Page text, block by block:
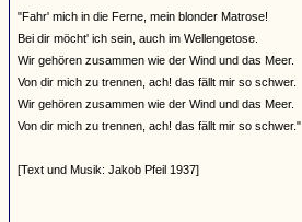
"Fahr' mich in die Ferne, mein blonder Matrose!
Bei dir möcht' ich sein, auch im Wellengetose.
Wir gehören zusammen wie der Wind und das Meer.
Von dir mich zu trennen, ach! das fällt mir so schwer.
Wir gehören zusammen wie der Wind und das Meer.
Von dir mich zu trennen, ach! das fällt mir so schwer."
[Text und Musik: Jakob Pfeil 1937]